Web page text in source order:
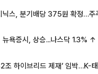
뉴욕증시, 상승...나스닥 1.3% ↑